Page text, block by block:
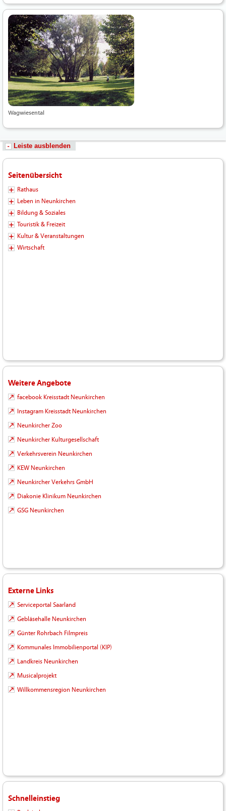
Wagwiesental
Leiste ausblenden
Seitenübersicht
Rathaus
Leben in Neunkirchen
Bildung & Soziales
Touristik & Freizeit
Kultur & Veranstaltungen
Wirtschaft
Weitere Angebote
facebook Kreisstadt Neunkirchen
Instagram Kreisstadt Neunkirchen
Neunkircher Zoo
Neunkircher Kulturgesellschaft
Verkehrsverein Neunkirchen
KEW Neunkirchen
Neunkircher Verkehrs GmbH
Diakonie Klinikum Neunkirchen
GSG Neunkirchen
Externe Links
Serviceportal Saarland
Gebläsehalle Neunkirchen
Günter Rohrbach Filmpreis
Kommunales Immobilienportal (KIP)
Landkreis Neunkirchen
Musicalprojekt
Willkommensregion Neunkirchen
Schnelleinstieg